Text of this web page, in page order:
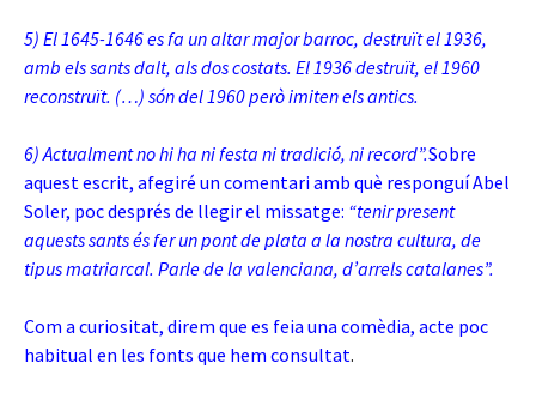
5) El 1645-1646 es fa un altar major barroc, destruït el 1936,
amb els sants dalt, als dos costats. El 1936 destruït, el 1960
reconstruït. (…) són del 1960 però imiten els antics.
6) Actualment no hi ha ni festa ni tradició, ni record”.Sobre
aquest escrit, afegiré un comentari amb què responguí Abel
Soler, poc després de llegir el missatge: “tenir present
aquests sants és fer un pont de plata a la nostra cultura, de
tipus matriarcal. Parle de la valenciana, d’arrels catalanes”.
Com a curiositat, direm que es feia una comèdia, acte poc
habitual en les fonts que hem consultat.